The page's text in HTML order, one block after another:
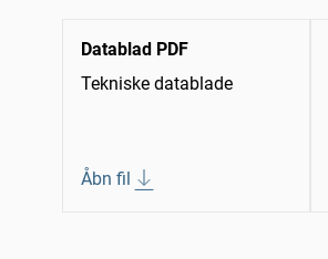
Datablad PDF
Tekniske datablade
Åbn fil